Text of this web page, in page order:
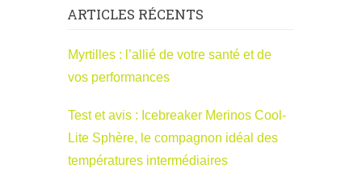
ARTICLES RÉCENTS
Myrtilles : l’allié de votre santé et de
vos performances
Test et avis : Icebreaker Merinos Cool-
Lite Sphère, le compagnon idéal des
températures intermédiaires